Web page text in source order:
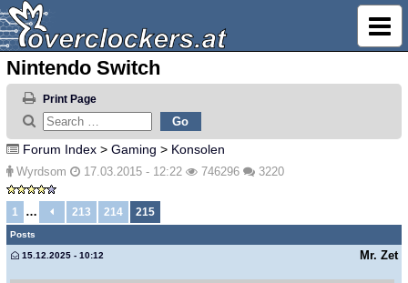
Nintendo Switch
Print Page
Forum Index > Gaming > Konsolen
Wyrdsom 17.03.2015 - 12:22 746296 3220
1 … 213 214 215
Posts
Mr. Zet
15.12.2025 - 10:12